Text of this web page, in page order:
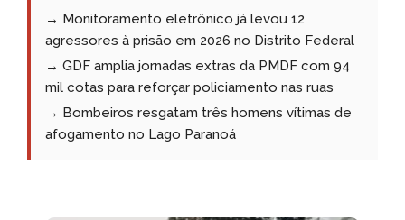
→ Monitoramento eletrônico já levou 12
agressores à prisão em 2026 no Distrito Federal
→ GDF amplia jornadas extras da PMDF com 94
mil cotas para reforçar policiamento nas ruas
→ Bombeiros resgatam três homens vítimas de
afogamento no Lago Paranoá